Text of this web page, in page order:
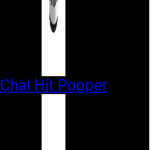
Chai Hít Popper